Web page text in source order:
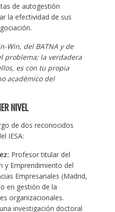
de autogestión
la efectividad de sus
Win, del BATNA y de
problema; la verdadera
es con tu propia
académico del
NIVEL
de dos reconocidos
IESA:
Profesor titular del
y Emprendimiento del
Empresariales (Madrid,
en gestión de la
organizacionales.
investigación doctoral